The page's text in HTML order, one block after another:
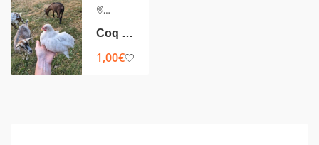
Ciney
Coq Pekin
1,00€